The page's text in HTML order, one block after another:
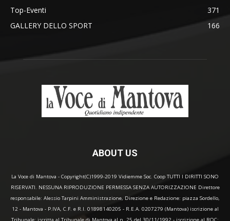
Top-Eventi
371
GALLERY DELLO SPORT
166
ABOUT US
La Voce di Mantova - Copyright(C)1999-2019 Vidiemme Soc. Coop TUTTI I DIRITTI SONO
RISERVATI. NESSUNA RIPRODUZIONE PERMESSA SENZA AUTORIZZAZIONE Direttore
responsabile: Alessio Tarpini Amministrazione, Direzione e Redazione: piazza Sordello,
12 - Mantova - P.IVA, C.F. e R.I. 01898140205 - R.E.A. 0207279 (Mantova) iscrizione al